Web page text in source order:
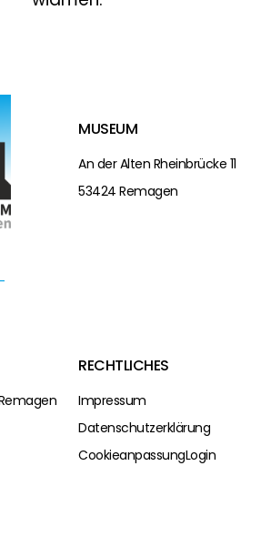
MUSEUM
An der Alten Rheinbrücke 11
53424 Remagen
RECHTLICHES
Impressum
Datenschutzerklärung
CookieanpassungLogin